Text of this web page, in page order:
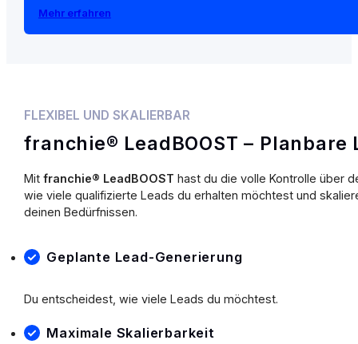
Mehr erfahren
FLEXIBEL UND SKALIERBAR
franchie® LeadBOOST –
Mit franchie® LeadBOOST hast du die volle Kontrolle über
wie viele qualifizierte Leads du erhalten möchtest und
deinen Bedürfnissen.
Geplante Lead-Generierung
Du entscheidest, wie viele Leads du möchtest.
Maximale Skalierbarkeit